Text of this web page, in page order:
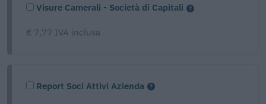
Visure Camerali - Società di Capitali
€ 7,77 IVA inclusa
Report Soci Attivi Azienda